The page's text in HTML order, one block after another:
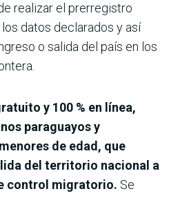
realizar el prerregistro
datos declarados y así
o salida del país en los
y 100 % en línea,
paraguayos y
de edad, que
del territorio nacional a
control migratorio. Se